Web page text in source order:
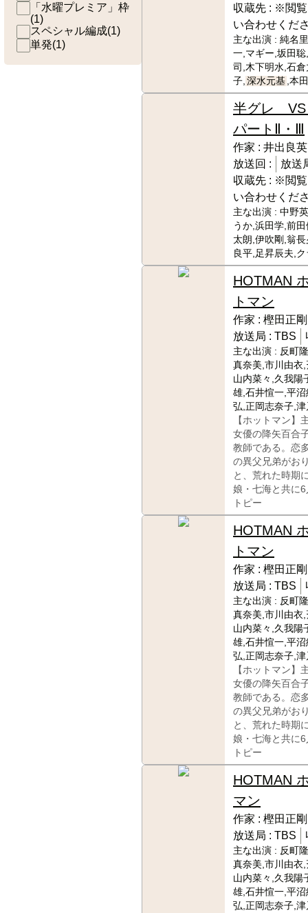
「水曜プレミア」枠
(1)
スペシャル編成(1)
単発(1)
収蔵先 : ※閲覧
い合わせくだ
主な出演 : 純名
一,マギー,坂田
司,木下明水,石
子, 深水元基 ,本
半グレ
パートⅡ・Ⅲ
作家 : 井出良
放送回 :
放送
収蔵先 : ※閲覧
い合わせくだ
主な出演 : 中野
うか,浜田学,前
太朗,伊吹剛,翁
良平,足昇辰夫,
HOTMAN
トマン
作家 : 樫田正剛
放送局 : TBS
主な出演 : 反町
真奈美,市川由衣
山内菜々,久我陽
雄,石井愃一,平
弘,正岡志奈子,
【ホットマン】
女優の降矢百合
教師である。恋
の異父兄弟がお
と、荒れた時期
娘・七海と共に
トピー
HOTMAN
トマン
作家 : 樫田正剛
放送局 : TBS
主な出演 : 反町
真奈美,市川由衣
山内菜々,久我陽
雄,石井愃一,平
弘,正岡志奈子,
【ホットマン】
女優の降矢百合
教師である。恋
の異父兄弟がお
と、荒れた時期
娘・七海と共に
トピー
HOTMAN
マン
作家 : 樫田正剛
放送局 : TBS
主な出演 : 反町
真奈美,市川由衣
山内菜々,久我陽
雄,石井愃一,平
弘,正岡志奈子,